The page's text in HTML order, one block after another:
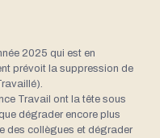
2025 qui est en
prévoit la suppression de
Travail ont la tête sous
dégrader encore plus
des collègues et dégrader